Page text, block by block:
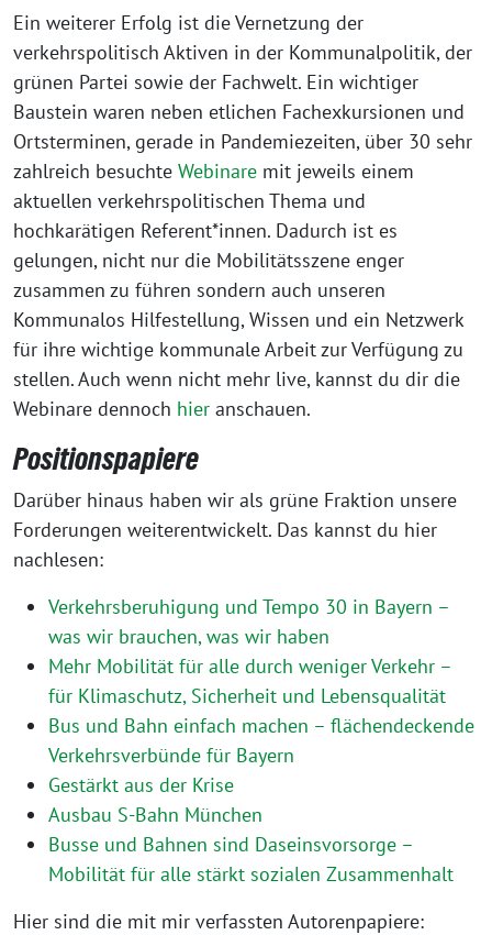
Ein weiterer Erfolg ist die Vernetzung der
verkehrspolitisch Aktiven in der Kommunalpolitik, der
grünen Partei sowie der Fachwelt. Ein wichtiger
Baustein waren neben etlichen Fachexkursionen und
Ortsterminen, gerade in Pandemiezeiten, über 30 sehr
zahlreich besuchte Webinare mit jeweils einem
aktuellen verkehrspolitischen Thema und
hochkarätigen Referent*innen. Dadurch ist es
gelungen, nicht nur die Mobilitätsszene enger
zusammen zu führen sondern auch unseren
Kommunalos Hilfestellung, Wissen und ein Netzwerk
für ihre wichtige kommunale Arbeit zur Verfügung zu
stellen. Auch wenn nicht mehr live, kannst du dir die
Webinare dennoch hier anschauen.
Positionspapiere
Darüber hinaus haben wir als grüne Fraktion unsere
Forderungen weiterentwickelt. Das kannst du hier
nachlesen:
Verkehrsberuhigung und Tempo 30 in Bayern –
was wir brauchen, was wir haben
Mehr Mobilität für alle durch weniger Verkehr –
für Klimaschutz, Sicherheit und Lebensqualität
Bus und Bahn einfach machen – flächendeckende
Verkehrsverbünde für Bayern
Gestärkt aus der Krise
Ausbau S-Bahn München
Busse und Bahnen sind Daseinsvorsorge –
Mobilität für alle stärkt sozialen Zusammenhalt
Hier sind die mit mir verfassten Autorenpapiere: